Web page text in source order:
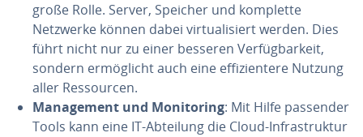
große Rolle. Server, Speicher und komplette
Netzwerke können dabei vir­tua­li­siert werden. Dies
führt nicht nur zu einer besseren Ver­füg­bar­keit,
sondern er­mög­licht auch eine ef­fi­zi­en­te­re Nutzung
aller Res­sour­cen.
Ma­nage­ment und Mo­ni­to­ring: Mit Hilfe passender
Tools kann eine IT-Abteilung die Cloud-In­fra­struk­tur